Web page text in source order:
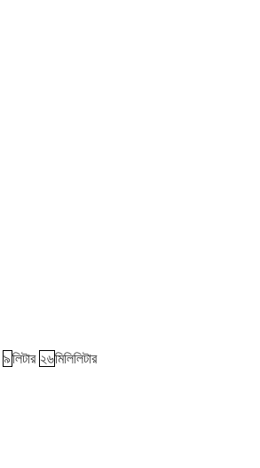
৯লিটার ২৬মিলিলিটার